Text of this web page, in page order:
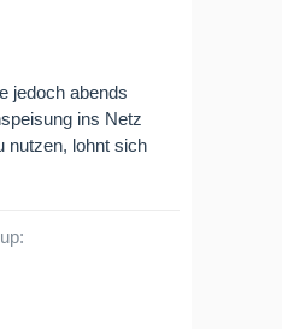
jedoch abends
ins Netz
nutzen, lohnt sich